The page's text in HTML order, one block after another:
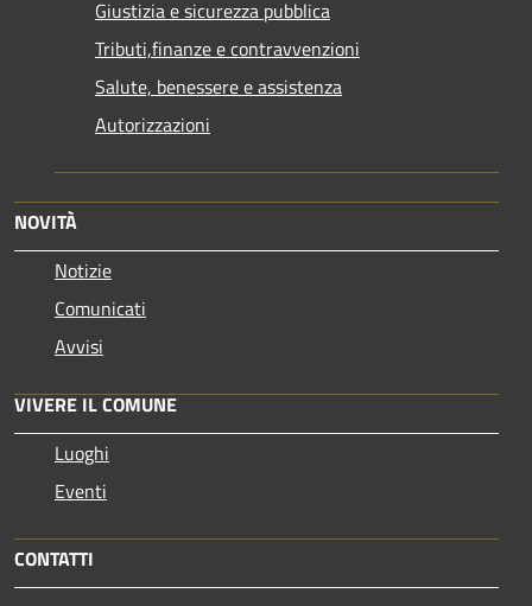
Giustizia e sicurezza pubblica
Tributi,finanze e contravvenzioni
Salute, benessere e assistenza
Autorizzazioni
NOVITÀ
Notizie
Comunicati
Avvisi
VIVERE IL COMUNE
Luoghi
Eventi
CONTATTI